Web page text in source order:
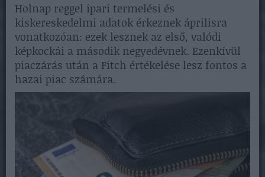
Holnap reggel ipari termelési és
kiskereskedelmi adatok érkeznek áprilisra
vonatkozóan: ezek lesznek az első, valódi
képkockái a második negyedévnek. Ezenkívül
piaczárás után a Fitch értékelése lesz fontos a
hazai piac számára.